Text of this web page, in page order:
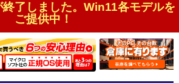
了しました。Win11各モデルを
ご提供中！